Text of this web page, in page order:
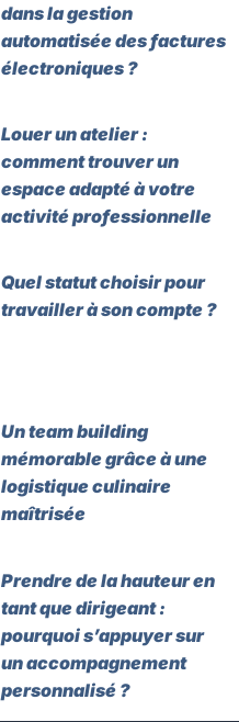
dans la gestion
automatisée des factures
électroniques ?
Louer un atelier :
comment trouver un
espace adapté à votre
activité professionnelle
Quel statut choisir pour
travailler à son compte ?
Un team building
mémorable grâce à une
logistique culinaire
maîtrisée
Prendre de la hauteur en
tant que dirigeant :
pourquoi s’appuyer sur
un accompagnement
personnalisé ?